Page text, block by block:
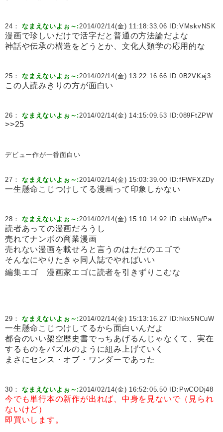
24：なまえないよぉ～:2014/02/14(金) 11:18:33.06 ID:VMskvNSK
漫画で珍しいだけで活字だと普通の方法論だよな
神話や伝承の構造をどうとか、文化人類学の応用的な
25：なまえないよぉ～:2014/02/14(金) 13:22:16.66 ID:0B2VKaj3
この人読みきりの方が面白い
26：なまえないよぉ～:2014/02/14(金) 14:15:09.53 ID:089FtZPW
>>25
デビュー作が一番面白い
27：なまえないよぉ～:2014/02/14(金) 15:03:39.00 ID:fFWFXZDy
一生懸命こじつけしてる漫画って印象しかない
28：なまえないよぉ～:2014/02/14(金) 15:10:14.92 ID:xbbWq/Pa
読者あっての漫画だろうし
売れてナンボの商業漫画
売れない漫画を載せろと言うのはただのエゴで
そんなにやりたきゃ同人誌でやればいい
編集エゴ 漫画家エゴに読者を引きずりこむな
29：なまえないよぉ～:2014/02/14(金) 15:13:16.27 ID: hkx5NCuW
一生懸命こじつけしてるから面白いんだよ
都合のいい架空歴史書でっちあげるんじゃなくて、実在
するものをパズルのように組み上げていく
まさにセンス・オブ・ワンダーであった
30：なまえないよぉ～:2014/02/14(金) 16:52:05.50 ID: PwCODj48
今でも単行本の新作が出れば、中身を見ないで（見られ
ないけど）
即買いします。